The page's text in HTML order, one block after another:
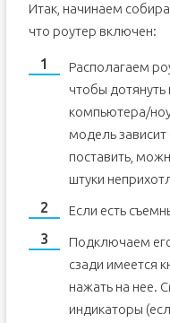
Итак, начинаем
что роутер включен:
Располагаем
чтобы дотянуть
компьютера/
модель
поставить,
штуки
Если есть
Подключаем
сзади имеется
нажать на нее.
индикаторы